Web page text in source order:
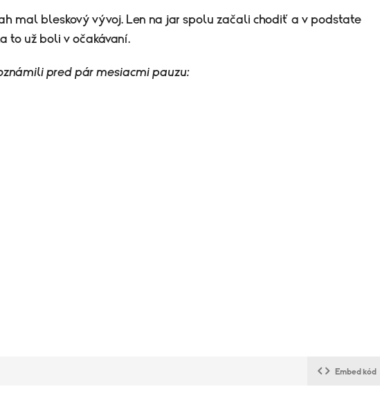
mal bleskový vývoj. Len na jar spolu začali chodiť a v podstate
to už boli v očakávaní.
pred pár mesiacmi pauzu:
Embed kód